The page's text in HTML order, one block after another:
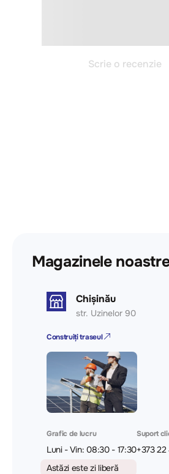
Scrie o recenzie
Magazinele
Chișinău
str. Uzinelor 90
Construiți traseul
Grafic de lucru
Luni - Vin: 08:30 - 17:30
Astăzi este zi liberă
Suport
+373